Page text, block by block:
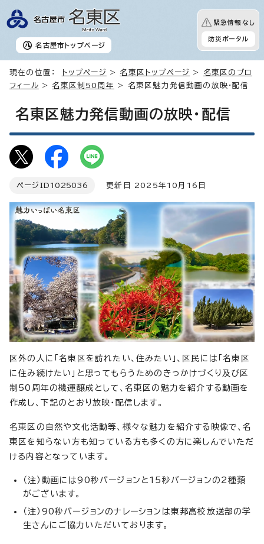
名古屋市 トップページ
緊急情報なし
防災ポータル
現在の位置： トップページ > 名東区トップページ > 名東区のプロ
フィール > 名東区制50周年 > 名東区魅力発信動画の放映・配信
名東区魅力発信動画の放映・配信
ページID 1025036 更新日 2025年10月16日
区外の人に「名東区を訪れたい、住みたい」、区民には「名東区
に住み続けたい」と思ってもらうためのきっかけづくり及び区
制50周年の機運醸成として、名東区の魅力を紹介する動画を
作成し、下記のとおり放映・配信します。
名東区の自然や文化活動等、様々な魅力を紹介する映像で、名
東区を知らない方も知っている方も多くの方に楽しんでいただ
ける内容となっています。
（注）動画には90秒バージョンと15秒バージョンの2種類
がございます。
（注）90秒バージョンのナレーションは東邦高校放送部の学
生さんにご協力いただいております。